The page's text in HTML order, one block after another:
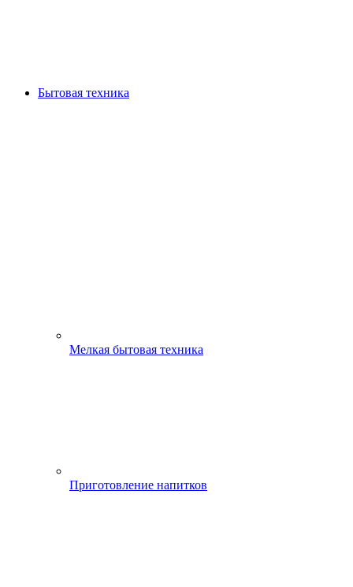
Бытовая техника
Мелкая бытовая техника
Приготовление напитков